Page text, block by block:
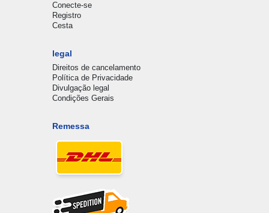
Conecte-se
Registro
Cesta
legal
Direitos de cancelamento
Política de Privacidade
Divulgação legal
Condições Gerais
Remessa